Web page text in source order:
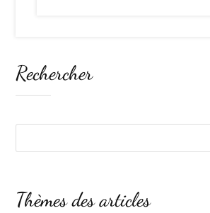
Rechercher
Thèmes des articles